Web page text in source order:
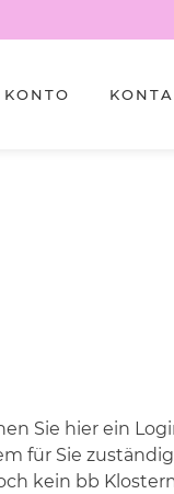
KONTO
Sie hier ein
für Sie
kein bb